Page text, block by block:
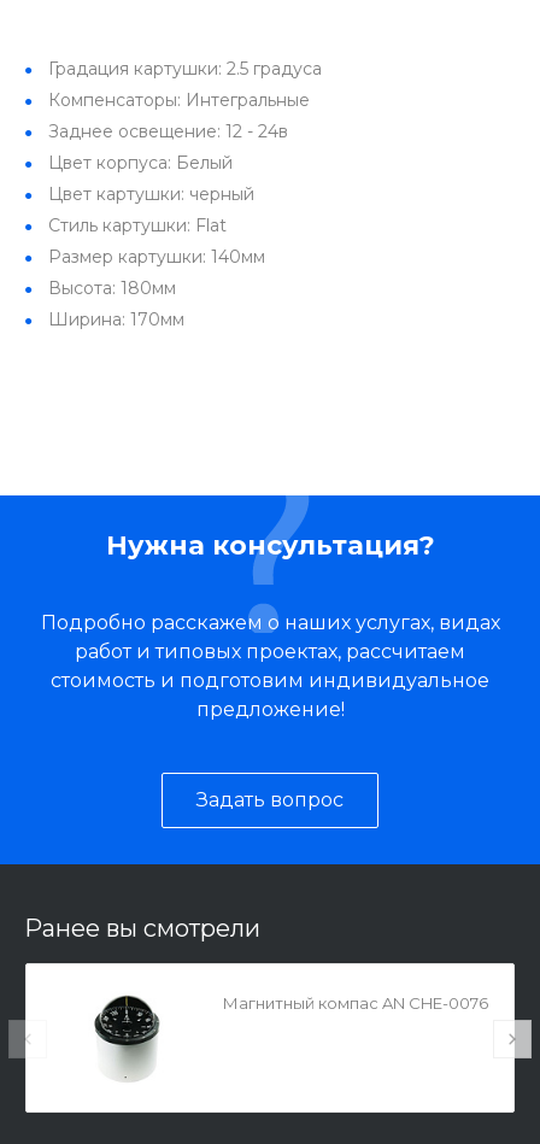
Градация картушки: 2.5 градуса
Компенсаторы: Интегральные
Заднее освещение: 12 - 24в
Цвет корпуса: Белый
Цвет картушки: черный
Стиль картушки: Flat
Размер картушки: 140мм
Высота: 180мм
Ширина: 170мм
Нужна консультация?
Подробно расскажем о наших услугах, видах
работ и типовых проектах, рассчитаем
стоимость и подготовим индивидуальное
предложение!
Задать вопрос
Ранее вы смотрели
Магнитный компас AN CHE-0076